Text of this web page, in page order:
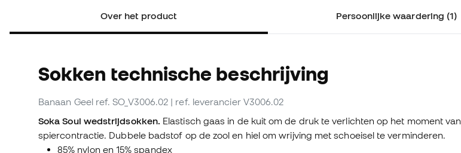
Over het product Persoonlijke waardering (1)
Sokken technische beschrijving
Banaan Geel ref. SO_V3006.02 | ref. leverancier V3006.02
Soka Soul wedstrijdsokken. Elastisch gaas in de kuit om de druk te verlichten op het moment van
spiercontractie. Dubbele badstof op de zool en hiel om wrijving met schoeisel te verminderen.
85% nylon en 15% spandex